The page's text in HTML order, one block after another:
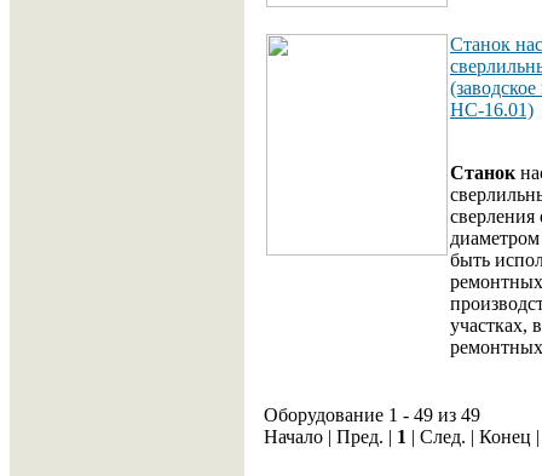
Станок
НС-16.01)
Станок
сверления
быть
участках,
Оборудование 1 - 49 из 49
Начало | Пред. | 1 | След. | Конец